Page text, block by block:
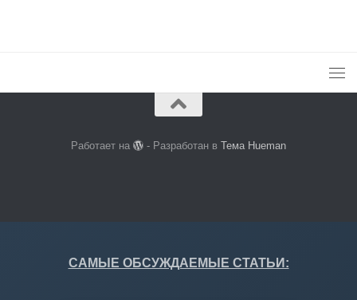
Работает на - Разработан вТема Hueman
САМЫЕ ОБСУЖДАЕМЫЕ СТАТЬИ: